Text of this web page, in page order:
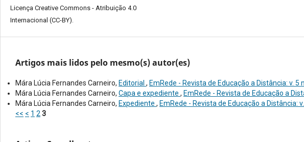
Licença Creative Commons - Atribuição 4.0
Internacional (CC-BY).
Artigos mais lidos pelo mesmo(s) autor(es)
Mára Lúcia Fernandes Carneiro, Editorial , EmRede - Revista de Educação a Distância: v.
Mára Lúcia Fernandes Carneiro, Capa e expediente , EmRede - Revista de Educação a
Mára Lúcia Fernandes Carneiro, Expediente , EmRede - Revista de Educação a Distância:
<< < 1 23